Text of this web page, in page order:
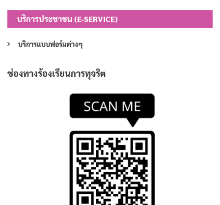
บริการประชาชน (E-SERVICE)
บริการแบบฟอร์มต่างๆ
ช่องทางร้องเรียนการทุจริต